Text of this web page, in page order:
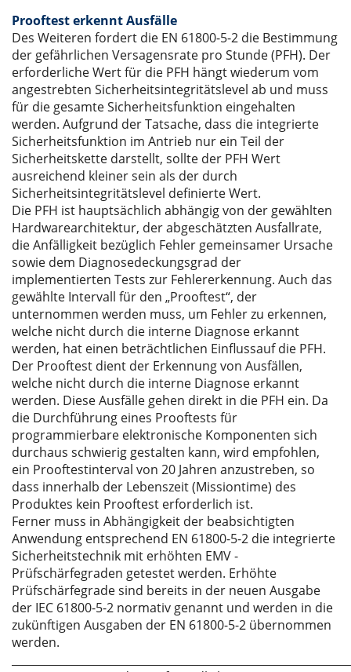
Prooftest erkennt Ausfälle
Des Weiteren fordert die EN 61800-5-2 die Bestimmung
der gefährlichen Versagensrate pro Stunde (PFH). Der
erforderliche Wert für die PFH hängt wiederum vom
angestrebten Sicherheitsintegritätslevel ab und muss
für die gesamte Sicherheitsfunktion eingehalten
werden. Aufgrund der Tatsache, dass die integrierte
Sicherheitsfunktion im Antrieb nur ein Teil der
Sicherheitskette darstellt, sollte der PFH Wert
ausreichend kleiner sein als der durch
Sicherheitsintegritätslevel definierte Wert.
Die PFH ist hauptsächlich abhängig von der gewählten
Hardwarearchitektur, der abgeschätzten Ausfallrate,
die Anfälligkeit bezüglich Fehler gemeinsamer Ursache
sowie dem Diagnosedeckungsgrad der
implementierten Tests zur Fehlererkennung. Auch das
gewählte Intervall für den „Prooftest“, der
unternommen werden muss, um Fehler zu erkennen,
welche nicht durch die interne Diagnose erkannt
werden, hat einen beträchtlichen Einflussauf die PFH.
Der Prooftest dient der Erkennung von Ausfällen,
welche nicht durch die interne Diagnose erkannt
werden. Diese Ausfälle gehen direkt in die PFH ein. Da
die Durchführung eines Prooftests für
programmierbare elektronische Komponenten sich
durchaus schwierig gestalten kann, wird empfohlen,
ein Prooftestinterval von 20 Jahren anzustreben, so
dass innerhalb der Lebenszeit (Missiontime) des
Produktes kein Prooftest erforderlich ist.
Ferner muss in Abhängigkeit der beabsichtigten
Anwendung entsprechend EN 61800-5-2 die integrierte
Sicherheitstechnik mit erhöhten EMV -
Prüfschärfegraden getestet werden. Erhöhte
Prüfschärfegrade sind bereits in der neuen Ausgabe
der IEC 61800-5-2 normativ genannt und werden in die
zukünftigen Ausgaben der EN 61800-5-2 übernommen
werden.